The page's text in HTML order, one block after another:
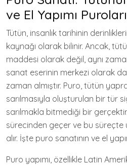
ve El Yapımı
Tütün, insanlık tarihinin
kaynağı olarak bilinir. Ancak,
maddesi olarak değil, aynı
sanat eserinin merkezi olarak
zaman almıştır. Puro, tütün
sarılmasıyla oluşturulan bir tür
sarılmakla bitmediği bir
sürecinden geçer ve bu süreçte
alır. İşte puro sanatının ve el
Puro yapımı, özellikle Latin